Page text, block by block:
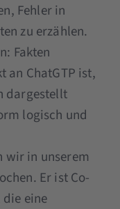
Fehler in
zu erzählen.
Fakten
an ChatGTP ist,
dargestellt
logisch und
wir in unserem
Er ist Co-
eine